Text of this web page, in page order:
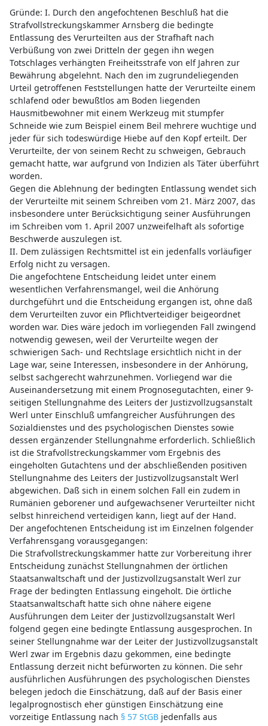
Gründe: I. Durch den angefochtenen Beschluß hat die
Strafvollstreckungskammer Arnsberg die bedingte
Entlassung des Verurteilten aus der Strafhaft nach
Verbüßung von zwei Dritteln der gegen ihn wegen
Totschlages verhängten Freiheitsstrafe von elf Jahren zur
Bewährung abgelehnt. Nach den im zugrundeliegenden
Urteil getroffenen Feststellungen hatte der Verurteilte einem
schlafend oder bewußtlos am Boden liegenden
Hausmitbewohner mit einem Werkzeug mit stumpfer
Schneide wie zum Beispiel einem Beil mehrere wuchtige und
jeder für sich todeswürdige Hiebe auf den Kopf erteilt. Der
Verurteilte, der von seinem Recht zu schweigen, Gebrauch
gemacht hatte, war aufgrund von Indizien als Täter überführt
worden.
Gegen die Ablehnung der bedingten Entlassung wendet sich
der Verurteilte mit seinem Schreiben vom 21. März 2007, das
insbesondere unter Berücksichtigung seiner Ausführungen
im Schreiben vom 1. April 2007 unzweifelhaft als sofortige
Beschwerde auszulegen ist.
II. Dem zulässigen Rechtsmittel ist ein jedenfalls vorläufiger
Erfolg nicht zu versagen.
Die angefochtene Entscheidung leidet unter einem
wesentlichen Verfahrensmangel, weil die Anhörung
durchgeführt und die Entscheidung ergangen ist, ohne daß
dem Verurteilten zuvor ein Pflichtverteidiger beigeordnet
worden war. Dies wäre jedoch im vorliegenden Fall zwingend
notwendig gewesen, weil der Verurteilte wegen der
schwierigen Sach- und Rechtslage ersichtlich nicht in der
Lage war, seine Interessen, insbesondere in der Anhörung,
selbst sachgerecht wahrzunehmen. Vorliegend war die
Auseinandersetzung mit einem Prognosegutachten, einer 9-
seitigen Stellungnahme des Leiters der Justizvollzugsanstalt
Werl unter Einschluß umfangreicher Ausführungen des
Sozialdienstes und des psychologischen Dienstes sowie
dessen ergänzender Stellungnahme erforderlich. Schließlich
ist die Strafvollstreckungskammer vom Ergebnis des
eingeholten Gutachtens und der abschließenden positiven
Stellungnahme des Leiters der Justizvollzugsanstalt Werl
abgewichen. Daß sich in einem solchen Fall ein zudem in
Rumänien geborener und aufgewachsener Verurteilter nicht
selbst hinreichend verteidigen kann, liegt auf der Hand.
Der angefochtenen Entscheidung ist im Einzelnen folgender
Verfahrensgang vorausgegangen:
Die Strafvollstreckungskammer hatte zur Vorbereitung ihrer
Entscheidung zunächst Stellungnahmen der örtlichen
Staatsanwaltschaft und der Justizvollzugsanstalt Werl zur
Frage der bedingten Entlassung eingeholt. Die örtliche
Staatsanwaltschaft hatte sich ohne nähere eigene
Ausführungen dem Leiter der Justizvollzugsanstalt Werl
folgend gegen eine bedingte Entlassung ausgesprochen. In
seiner Stellungnahme war der Leiter der Justizvollzugsanstalt
Werl zwar im Ergebnis dazu gekommen, eine bedingte
Entlassung derzeit nicht befürworten zu können. Die sehr
ausführlichen Ausführungen des psychologischen Dienstes
belegen jedoch die Einschätzung, daß auf der Basis einer
legalprognostisch eher günstigen Einschätzung eine
vorzeitige Entlassung nach § 57 StGBjedenfalls aus